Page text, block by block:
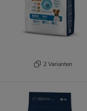
2 Varianten